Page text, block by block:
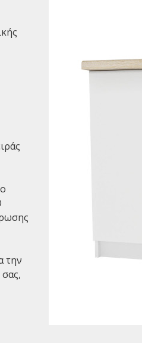
την